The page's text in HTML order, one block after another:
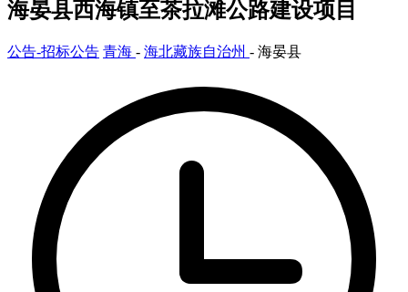
海晏县西海镇至茶拉滩公路建设项目
公告-招标公告 青海 - 海北藏族自治州 - 海晏县